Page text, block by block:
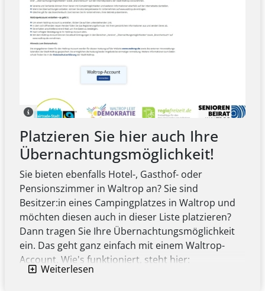
Platzieren Sie hier auch Ihre
Übernachtungsmöglichkeit!
Sie bieten ebenfalls Hotel-, Gasthof- oder
Pensionszimmer in Waltrop an? Sie sind
Besitzer:in eines Campingplatzes in Waltrop und
möchten diesen auch in dieser Liste platzieren?
Dann tragen Sie Ihre Übernachtungsmöglichkeit
ein. Das geht ganz einfach mit einem Waltrop-
Account. Wie's funktioniert, steht hier:
Weiterlesen